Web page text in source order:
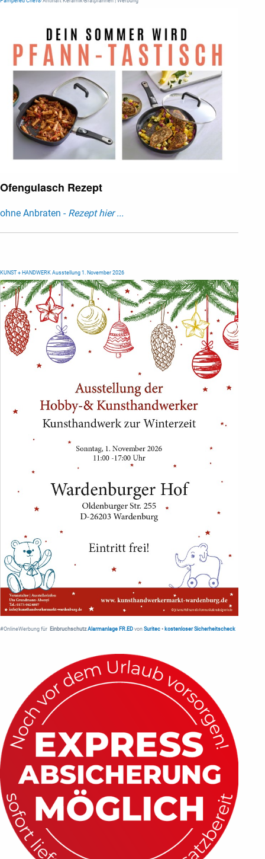
Ofengulasch Rezept
ohne Anbraten - Rezept hier ...
KUNST + HANDWERK Ausstellung 1. November 2026
#OnlineWerbung für Einbruchschutz Alarmanlage FR.ED von Suritec • kostenloser Sicherheitscheck